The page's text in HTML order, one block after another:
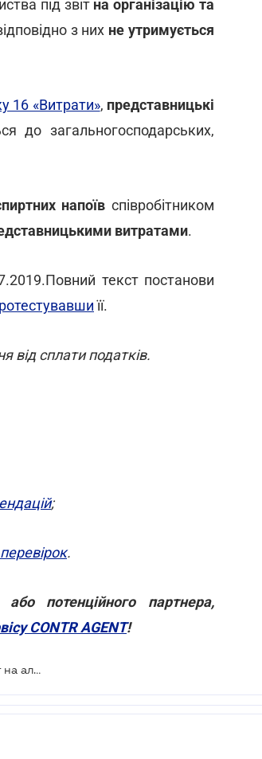
під звіт на організацію та
з них не утримується
16 «Витрати», представницькі
до загальногосподарських,
напоїв співробітником
витратами.
текст постанови
її.
від сплати податків.
;
.
потенційного партнера,
CONTR AGENT!
Підприємствам дозволили не сплачувати податки з витрат на алкоголь